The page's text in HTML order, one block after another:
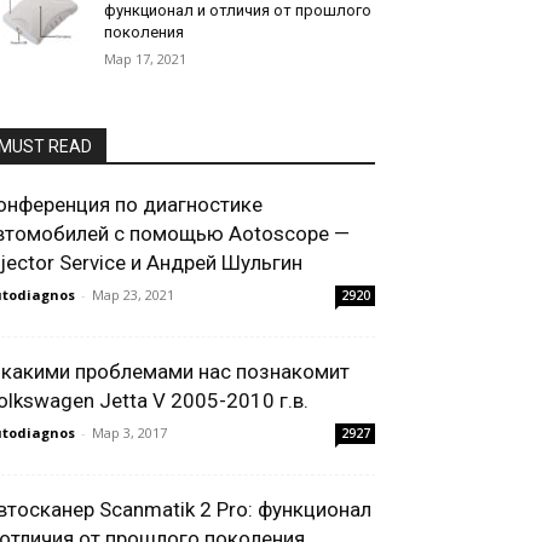
функционал и отличия от прошлого
поколения
Мар 17, 2021
MUST READ
по диагностике
с помощью Aotoscope —
Service и Андрей Шульгин
- Мар 23, 2021 2920
проблемами нас познакомит
Jetta V 2005-2010 г.в.
- Мар 3, 2017 2927
Scanmatik 2 Pro: функционал